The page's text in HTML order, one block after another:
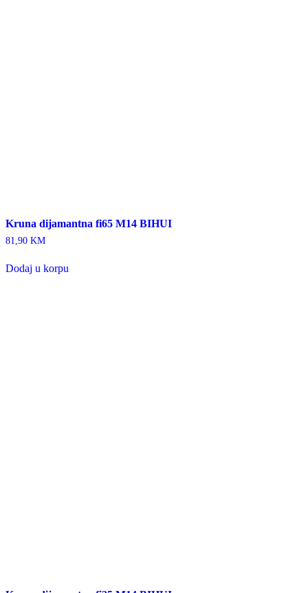
Kruna dijamantna fi65 M14 BIHUI
81,90 KM
Dodaj u korpu